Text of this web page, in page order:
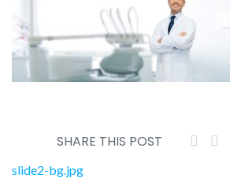
SHARE THIS POST
Navigation
slide2-bg.jpg